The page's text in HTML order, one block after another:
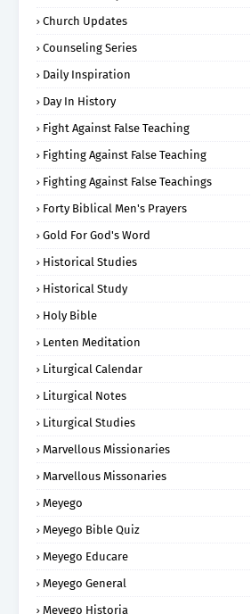
Church Updates
Counseling Series
Daily Inspiration
Day In History
Fight Against False Teaching
Fighting Against False Teaching
Fighting Against False Teachings
Forty Biblical Men's Prayers
Gold For God's Word
Historical Studies
Historical Study
Holy Bible
Lenten Meditation
Liturgical Calendar
Liturgical Notes
Liturgical Studies
Marvellous Missionaries
Marvellous Missonaries
Meyego
Meyego Bible Quiz
Meyego Educare
Meyego General
Meyego Historia